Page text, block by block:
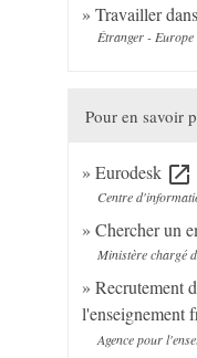
Travailler
Étranger - Europe
Pour en savoir
Eurodesk open_in_new
Centre
Chercher un
Ministère chargé
Recrutement
l'enseignement
Agence pour